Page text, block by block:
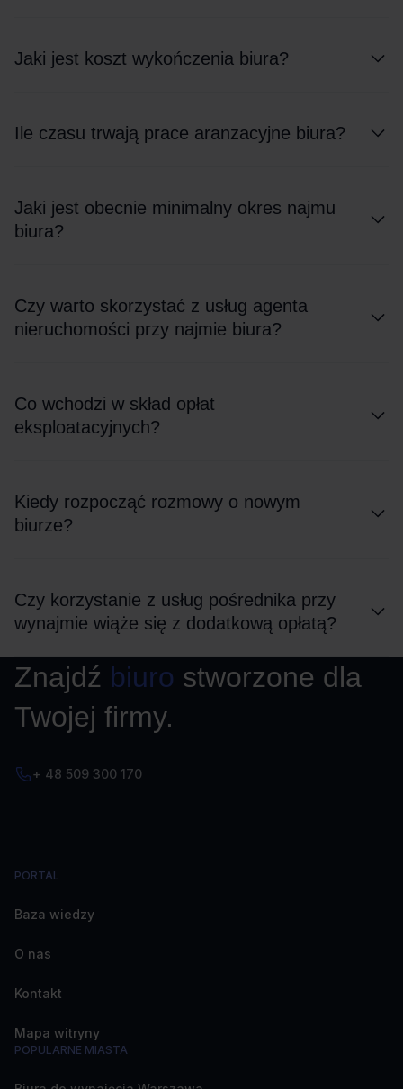
Jaki jest koszt wykończenia biura?
Ile czasu trwają prace aranzacyjne biura?
Jaki jest obecnie minimalny okres najmu
biura?
Czy warto skorzystać z usług agenta
nieruchomości przy najmie biura?
Co wchodzi w skład opłat
eksploatacyjnych?
Kiedy rozpocząć rozmowy o nowym
biurze?
Czy korzystanie z usług pośrednika przy
wynajmie wiąże się z dodatkową opłatą?
Znajdź biuro stworzone dla
Twojej firmy.
+ 48 509 300 170
PORTAL
Baza wiedzy
O nas
Kontakt
Mapa witryny
POPULARNE MIASTA